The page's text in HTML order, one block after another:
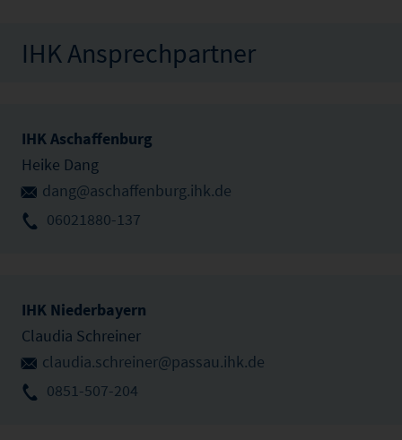
IHK Ansprechpartner
IHK Aschaffenburg
Heike Dang
dang@aschaffenburg.ihk.de
06021880-137
IHK Niederbayern
Claudia Schreiner
claudia.schreiner@passau.ihk.de
0851-507-204